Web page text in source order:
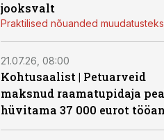
jooksvalt
Praktilised nõuanded
21.07.26, 08:00
Kohtusaalist | Petuarveid
maksnud raamatupidaja
hüvitama 37 000 eurot